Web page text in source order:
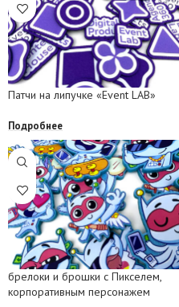
Патчи на липучке «Event LAB»
Подробнее
брелоки и брошки с Пикселем,
корпоративным персонажем